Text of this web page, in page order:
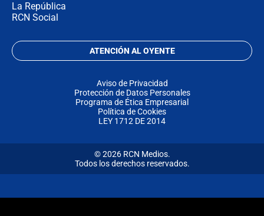
La República
RCN Social
ATENCIÓN AL OYENTE
Aviso de Privacidad
Protección de Datos Personales
Programa de Ética Empresarial
Política de Cookies
LEY 1712 DE 2014
© 2026 RCN Medios.
Todos los derechos reservados.